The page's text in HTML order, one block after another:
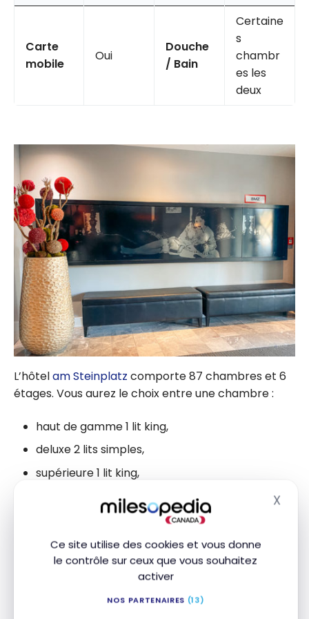
Ce site utilise des cookies et vous donne
le contrôle sur ceux que vous souhaitez
activer
NOS PARTENAIRES (13)
X
Carte
mobile
Oui
Douche
/ Bain
Certaine
s
chambr
es les
deux
L’hôtelam Steinplatz comporte 87 chambres et 6
étages. Vous aurez le choix entre une chambre :
haut de gamme 1 lit king,
deluxe 2 lits simples,
supérieure 1 lit king,
supérieure 1 lit king avec balcon ;
Junior 1 lit king,